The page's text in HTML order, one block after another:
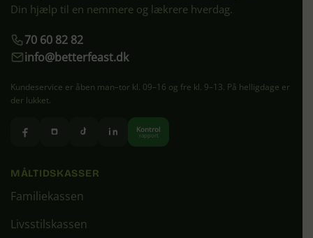
Din hjælp til en nemmere og lækrere hverdag.
70 60 82 82
info@betterfeast.dk
Kundeservice er åben man–tor kl. 09–16 og fre kl. 9–13. På helligdage er
der lukket.
Kontrol
rapport
MÅLTIDSKASSER
Familiekassen
Livsstilskassen